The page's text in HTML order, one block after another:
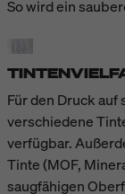
So wird ein
Für den Druck
verschiedene
verfügbar.
Tinte (MOF,
saugfähigen